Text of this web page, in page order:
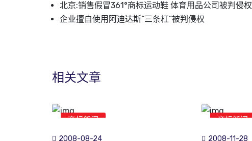
北京:销售假冒361°商标运动鞋 体育用品公司被判侵权
企业擅自使用阿迪达斯“三条杠”被判侵权
相关文章
商标新闻
2008-08-24
商标新闻
2008-11-28